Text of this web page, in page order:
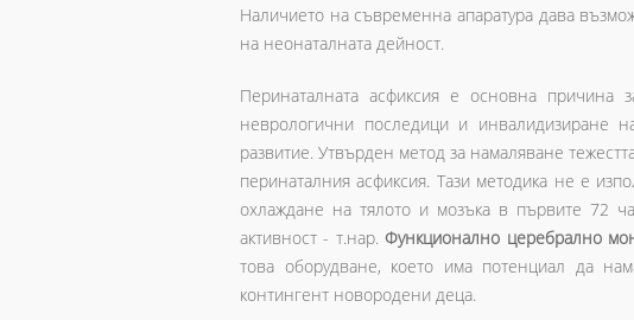
Наличието на съвременна апаратура дава
на неонаталната дейност.
Перинаталната асфиксия е основна
неврологични последици и инвалидизиране
развитие. Утвърден метод за намаляване
перинаталния асфиксия. Тази методика не е
охлаждане на тялото и мозъка в първите 72
активност - т.нар.Функционално церебрално
това оборудване, което има потенциал да
контингент новородени деца.